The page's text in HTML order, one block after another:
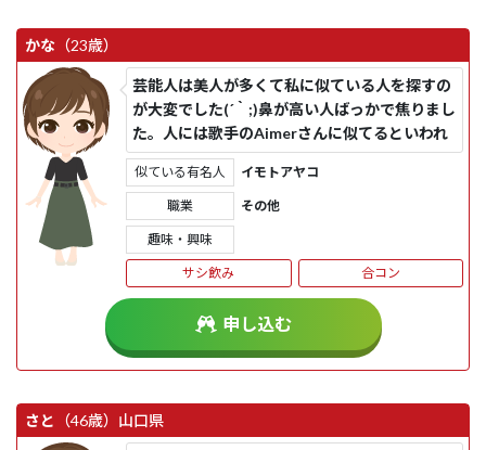
かな （23歳）
芸能人は美人が多くて私に似ている人を探すの
が大変でした(´｀;)鼻が高い人ばっかで焦りまし
た。人には歌手のAimerさんに似てるといわれ
ましたが、自分的にはイ...
似ている有名人 イモトアヤコ
職業 その他
趣味・興味
サシ飲み 合コン
申し込む
さと （46歳） 山口県